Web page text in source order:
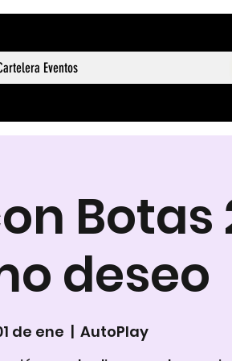
Eventos
Botas
deseo
de ene
  |
AutoPlay